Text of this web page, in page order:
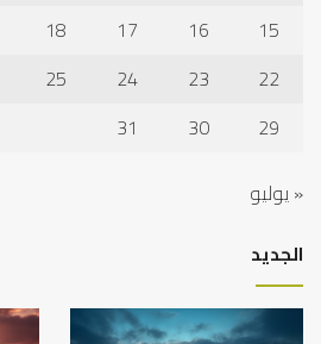
15
16
17
18
22
23
24
25
29
30
31
« يوليو
الجديد